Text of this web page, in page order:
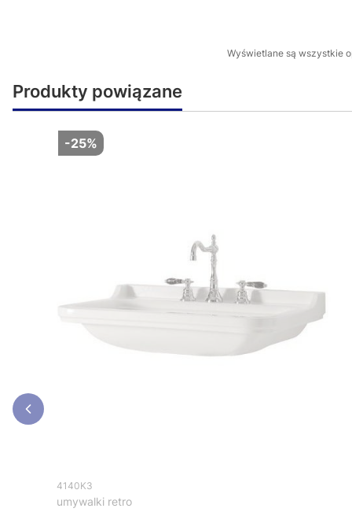
Wyświetlane są wszystkie
Produkty powiązane
-25%
4140K3
umywalki retro